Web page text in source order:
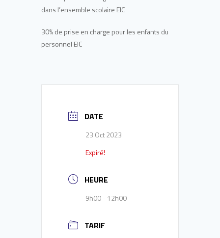
dans l’ensemble scolaire EIC
30% de prise en charge pour les enfants du
personnel EIC
DATE
23 Oct 2023
Expiré!
HEURE
9h00 - 12h00
TARIF